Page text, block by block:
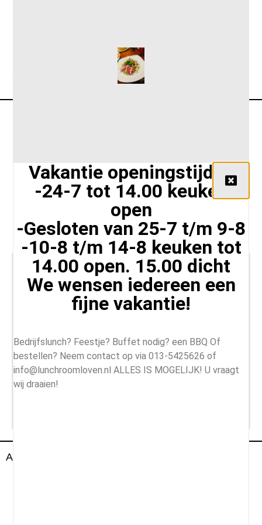
omelet naturel €7,50
Siriusstraat 102 A, 5015 BT Tilburg,
Nederland
+31 135425626 info@lunchroomloven.nl
All Rightd Reserved By Lunch Room
Vakantie openingstijden
-24-7 tot 14.00 keuken
open
-Gesloten van 25-7 t/m 9-8
-10-8 t/m 14-8 keuken tot
14.00 open. 15.00 dicht
We wensen iedereen een
fijne vakantie!
Bedrijfslunch? Feestje? Buffet nodig? een BBQ Of
bestellen? Neem contact op via 013-5425626 of
info@lunchroomloven.nl ALLES IS MOGELIJK! U vraagt
wij draaien!